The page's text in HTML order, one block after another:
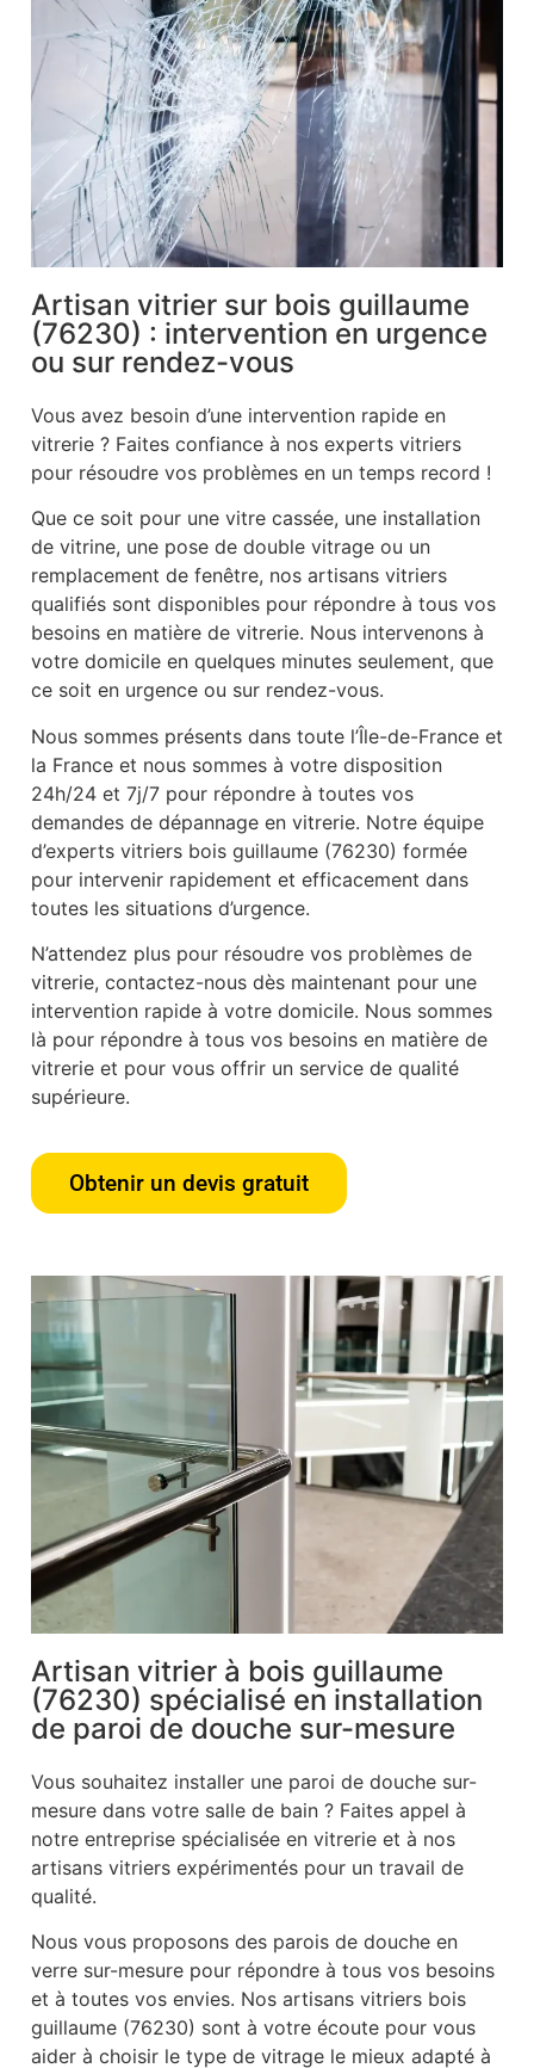
Artisan vitrier sur bois guillaume
(76230) : intervention en urgence
ou sur rendez-vous
Vous avez besoin d’une intervention rapide en
vitrerie ? Faites confiance à nos experts vitriers
pour résoudre vos problèmes en un temps record !
Que ce soit pour une vitre cassée, une installation
de vitrine, une pose de double vitrage ou un
remplacement de fenêtre, nos artisans vitriers
qualifiés sont disponibles pour répondre à tous vos
besoins en matière de vitrerie. Nous intervenons à
votre domicile en quelques minutes seulement, que
ce soit en urgence ou sur rendez-vous.
Nous sommes présents dans toute l’Île-de-France et
la France et nous sommes à votre disposition
24h/24 et 7j/7 pour répondre à toutes vos
demandes de dépannage en vitrerie. Notre équipe
d’experts vitriers bois guillaume (76230) formée
pour intervenir rapidement et efficacement dans
toutes les situations d’urgence.
N’attendez plus pour résoudre vos problèmes de
vitrerie, contactez-nous dès maintenant pour une
intervention rapide à votre domicile. Nous sommes
là pour répondre à tous vos besoins en matière de
vitrerie et pour vous offrir un service de qualité
supérieure.
Obtenir un devis gratuit
Artisan vitrier à bois guillaume
(76230) spécialisé en installation
de paroi de douche sur-mesure
Vous souhaitez installer une paroi de douche sur-
mesure dans votre salle de bain ? Faites appel à
notre entreprise spécialisée en vitrerie et à nos
artisans vitriers expérimentés pour un travail de
qualité.
Nous vous proposons des parois de douche en
verre sur-mesure pour répondre à tous vos besoins
et à toutes vos envies. Nos artisans vitriers bois
guillaume (76230) sont à votre écoute pour vous
aider à choisir le type de vitrage le mieux adapté à